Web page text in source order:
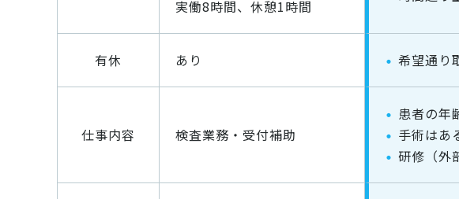
実働8時間、休憩1時間
有休 あり 希望通り
仕事内容 検査業務・受付補助
患者の年
手術はあ
研修（外